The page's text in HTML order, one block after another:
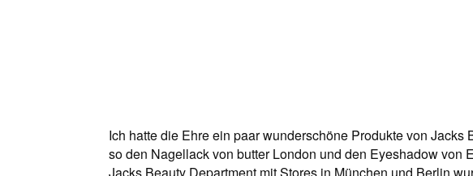
Ich hatte die Ehre ein paar wunderschöne Produkte von
so den Nagellack von butter London und den Eyeshadow von